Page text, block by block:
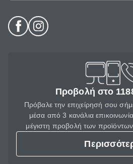
Προβολή στο
Πρόβαλε την επιχείρησή σου
μέσα από 3 κανάλια
μέγιστη προβολή των